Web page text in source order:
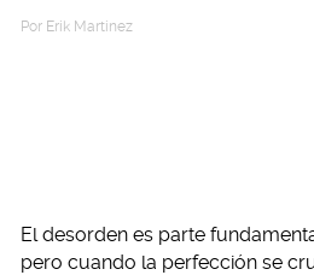
Por Erik Martinez
El desorden es parte
pero cuando la perfección se